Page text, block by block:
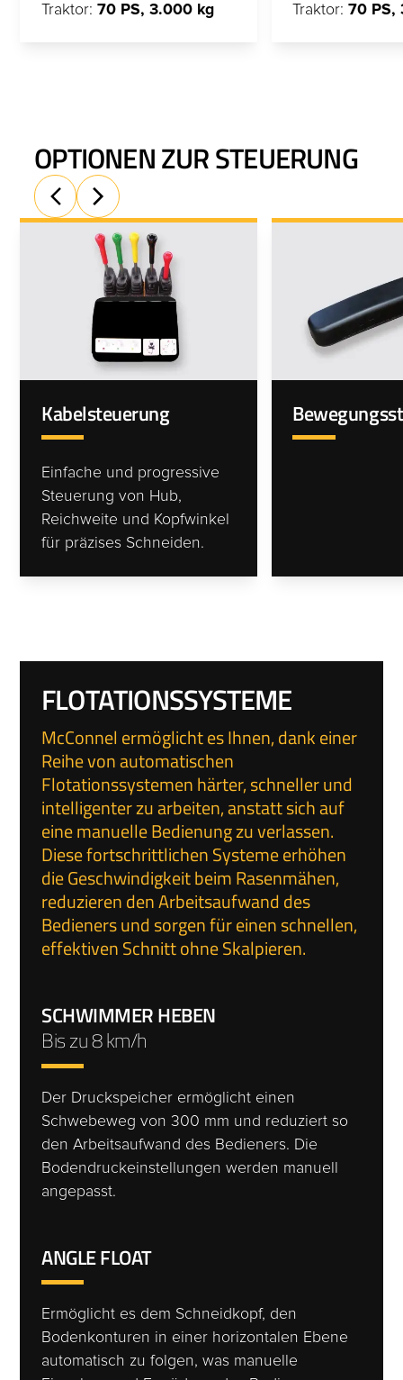
Traktor: 70 PS, 3.000 kg
Traktor:70 PS,
OPTIONEN ZUR STEUERUNG
Kabelsteuerung
Einfache und progressive
Steuerung von Hub,
Reichweite und Kopfwinkel
für präzises Schneiden.
FLOTATIONSSYSTEME
McConnel ermöglicht es Ihnen, dank einer
Reihe von automatischen
Flotationssystemen härter, schneller und
intelligenter zu arbeiten, anstatt sich auf
eine manuelle Bedienung zu verlassen.
Diese fortschrittlichen Systeme erhöhen
die Geschwindigkeit beim Rasenmähen,
reduzieren den Arbeitsaufwand des
Bedieners und sorgen für einen schnellen,
effektiven Schnitt ohne Skalpieren.
SCHWIMMER HEBEN
Bis zu 8 km/h
Der Druckspeicher ermöglicht einen
Schwebeweg von 300 mm und reduziert so
den Arbeitsaufwand des Bedieners. Die
Bodendruckeinstellungen werden manuell
angepasst.
ANGLE FLOAT
Ermöglicht es dem Schneidkopf, den
Bodenkonturen in einer horizontalen Ebene
automatisch zu folgen, was manuelle